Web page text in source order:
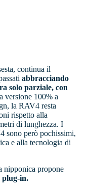
continua il
abbracciando
solo parziale, con
versione 100% a
la RAV4 resta
rispetto alla
di lunghezza. I
sono però pochissimi,
e alla tecnologia di
nipponica propone
plug-in.